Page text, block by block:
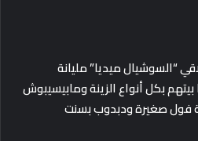
“السوشيال ميديا” مليانة
بكل أنواع الزينة ومابيسيبوش
فول صغيرة ودبدوب بسنت